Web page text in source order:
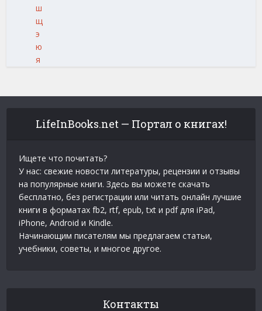
ш
щ
э
ю
я
LifeInBooks.net — Портал о книгах!
Ищете что почитать?
У нас: свежие новости литературы, рецензии и отзывы
на популярные книги. Здесь вы можете скачать
бесплатно, без регистрации или читать онлайн лучшие
книги в форматах fb2, rtf, epub, txt и pdf для iPad,
iPhone, Android и Kindle.
Начинающим писателям мы предлагаем статьи,
учебники, советы, и многое другое.
Контакты